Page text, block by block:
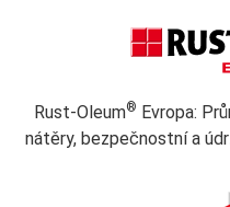
Rust-Oleum® Evropa:
nátěry, bezpečnostní a